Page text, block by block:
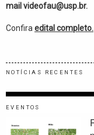
mail videofau@usp.br.
Confira edital completo.
NOTÍCIAS RECENTES
EVENTOS